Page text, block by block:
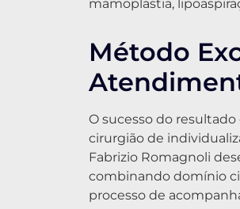
mamoplastia,
Método
O sucesso do
cirurgião de
Fabrizio Romagnoli
combinando domínio
processo de